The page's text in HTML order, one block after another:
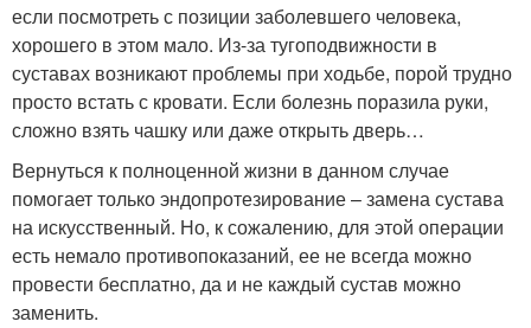
если посмотреть с позиции заболевшего человека,
хорошего в этом мало. Из-за тугоподвижности в
суставах возникают проблемы при ходьбе, порой трудно
просто встать с кровати. Если болезнь поразила руки,
сложно взять чашку или даже открыть дверь…
Вернуться к полноценной жизни в данном случае
помогает только эндопротезирование – замена сустава
на искусственный. Но, к сожалению, для этой операции
есть немало противопоказаний, ее не всегда можно
провести бесплатно, да и не каждый сустав можно
заменить.